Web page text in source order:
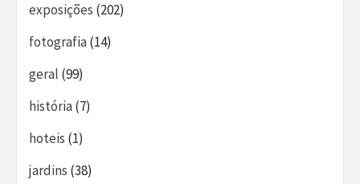
exposições (202)
fotografia(14)
geral (99)
história(7)
hoteis (1)
jardins (38)